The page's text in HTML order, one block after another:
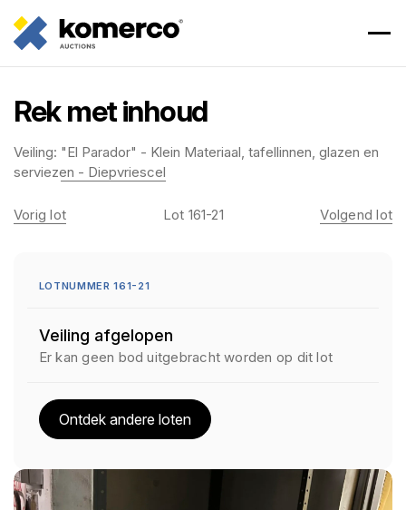
Rek met inhoud
Veiling: "El Parador" - Klein Materiaal, tafellinnen, glazen en
serviezen - Diepvriescel
Vorig lot Lot 161-21 Volgend lot
LOTNUMMER 161-21
Veiling afgelopen
Er kan geen bod uitgebracht worden op dit lot
Ontdek andere loten